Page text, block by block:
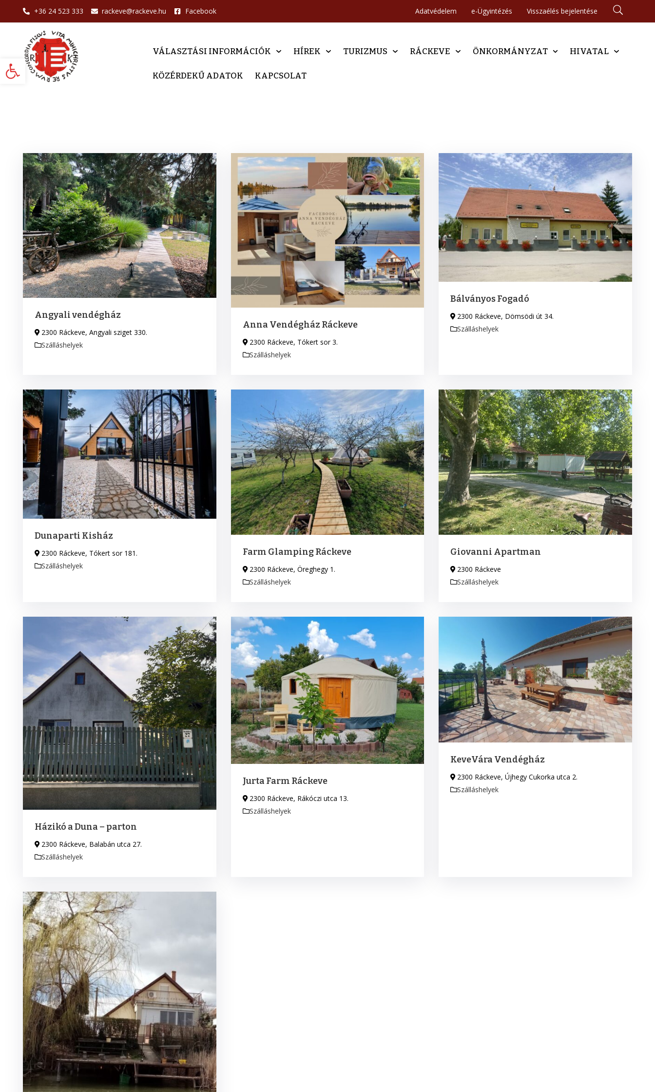
Eszköztár megnyitása
+36 24 523 333 rackeve@rackeve.hu Facebook Adatvédelem e-Ügyintézés Visszaélés bejelentése
VÁLASZTÁSI INFORMÁCIÓK HÍREK TURIZMUS RÁCKEVE ÖNKORMÁNYZAT HIVATAL
KÖZÉRDEKŰ ADATOK KAPCSOLAT
Angyali vendégház
2300 Ráckeve, Angyali sziget 330.
Szálláshelyek
Anna Vendégház Ráckeve
2300 Ráckeve, Tókert sor 3.
Szálláshelyek
Bálványos Fogadó
2300 Ráckeve, Dömsödi út 34.
Szálláshelyek
Dunaparti Kisház
2300 Ráckeve, Tókert sor 181.
Szálláshelyek
Farm Glamping Ráckeve
2300 Ráckeve, Öreghegy 1.
Szálláshelyek
Giovanni Apartman
2300 Ráckeve
Szálláshelyek
Házikó a Duna – parton
2300 Ráckeve, Balabán utca 27.
Szálláshelyek
Jurta Farm Ráckeve
2300 Ráckeve, Rákóczi utca 13.
Szálláshelyek
KeveVára Vendégház
2300 Ráckeve, Újhegy Cukorka utca 2.
Szálláshelyek